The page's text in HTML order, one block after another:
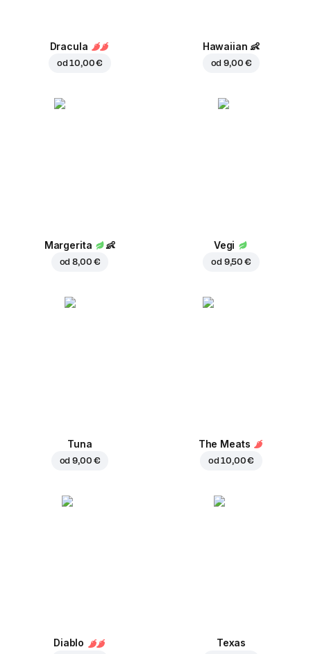
Dracula
od10,00 €
Hawaiian 👶
od9,00 €
Margerita 👶
od8,00 €
Vegi
od 9,50 €
Tuna
od9,00 €
The Meats
od10,00 €
Diablo Texas